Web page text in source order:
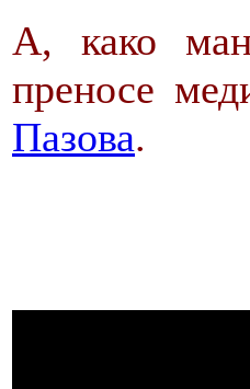
А, како
преносе
Пазова.